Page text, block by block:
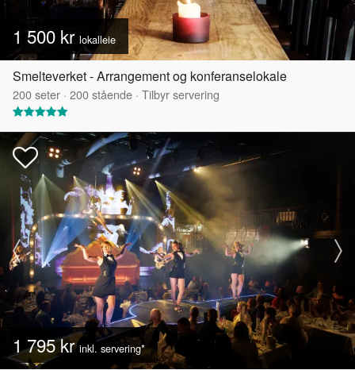
1 500 kr lokalleie
Smelteverket - Arrangement og konferanselokale
200seter · 200stående · Tilbyr servering
1 795 krinkl. servering*